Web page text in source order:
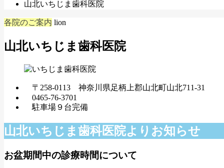
山北いちじま歯科医院
各院のご案内 lion
山北いちじま歯科医院
〒258-0113 神奈川県足柄上郡山北町山北711-31
0465-76-3701
駐車場９台完備
山北いちじま歯科医院よりお知らせ
お盆期間中の診療時間について